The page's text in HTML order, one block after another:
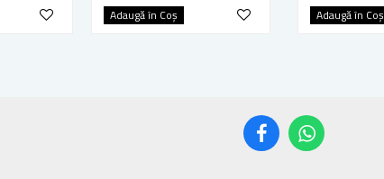
Adaugă în Coş Adaugă în Coş
Adaugă în Coş